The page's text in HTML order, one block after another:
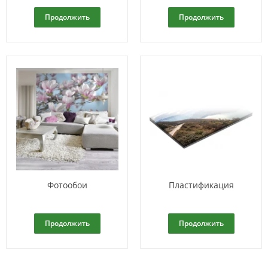
Продолжить Продолжить
Фотообои
Продолжить
Пластификация
Продолжить